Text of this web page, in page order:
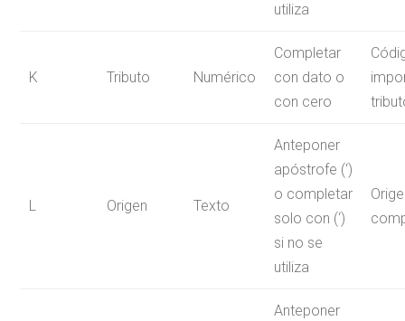
utiliza
K Tributo Numérico
Completar
con dato o
con cero
L Origen Texto
Anteponer
apóstrofe (‘)
o completar
solo con (‘)
si no se
utiliza
Anteponer